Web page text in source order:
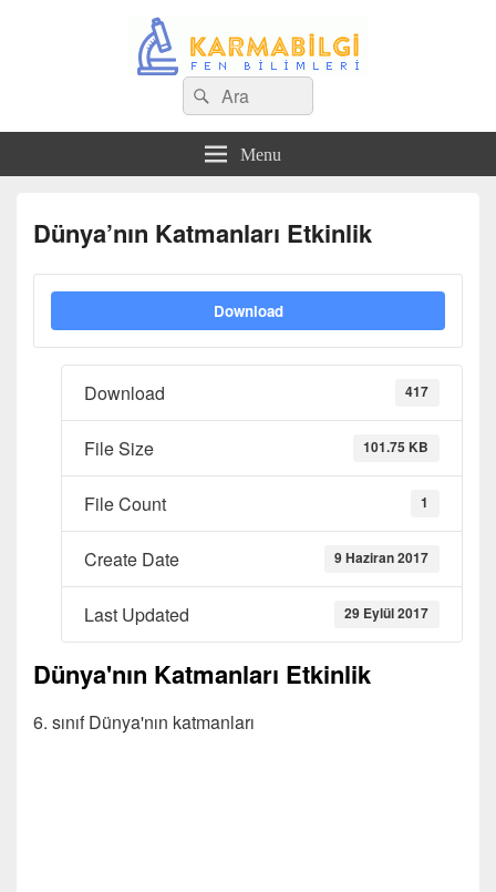
Search
for:
Ara
Menu
Dünya’nın Katmanları Etkinlik
Download
Download 417
File Size 101.75 KB
File Count 1
Create Date 9 Haziran 2017
Last Updated 29 Eylül 2017
Dünya'nın Katmanları Etkinlik
6. sınıf Dünya'nın katmanları